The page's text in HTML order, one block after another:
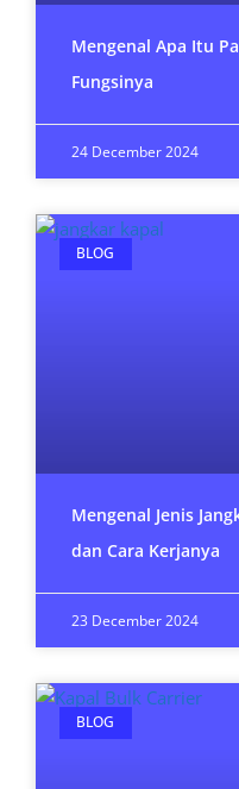
Mengenal Apa Itu
Fungsinya
24 December 2024
BLOG
Mengenal Jenis
dan Cara Kerjanya
23 December 2024
BLOG